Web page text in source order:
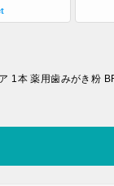
薬用歯みがき粉 BRESMILE